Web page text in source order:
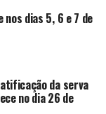
dias 5, 6 e 7 de
da serva
no dia 26 de